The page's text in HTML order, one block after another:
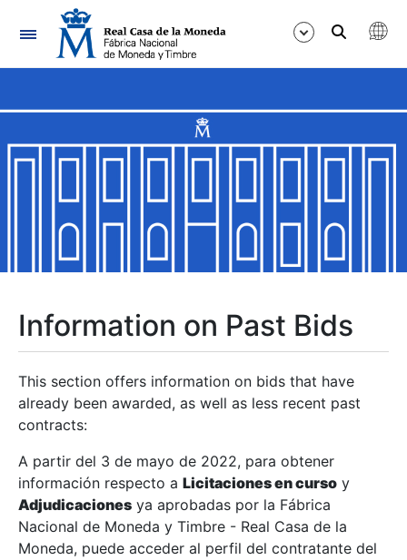
Navigation
Show/Hide
Show/Hide
Show/Hide
Show/Hide
Show/Hide
Information on Past Bids
This section offers information on bids that have
already been awarded, as well as less recent past
contracts:
A partir del 3 de mayo de 2022, para obtener
información respecto a Licitaciones en curso y
Adjudicaciones ya aprobadas por la Fábrica
Nacional de Moneda y Timbre - Real Casa de la
Moneda, puede acceder al perfil del contratante del